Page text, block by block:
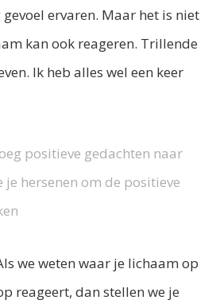
ervaren. Maar het is niet
kan ook reageren. Trillende
Ik heb alles wel een keer
positieve gedachten naar
hersenen om de positieve
we weten waar je lichaam op
reageert, dan stellen we je